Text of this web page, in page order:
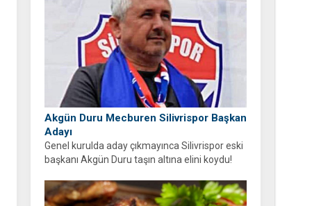
Akgün Duru Mecburen Silivrispor Başkan
Adayı
Genel kurulda aday çıkmayınca Silivrispor eski
başkanı Akgün Duru taşın altına elini koydu!
açıkladı.